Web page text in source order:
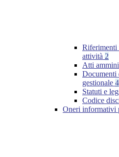
Riferimenti
attività 2
Atti
Documenti
gestionale 4
Statuti e
Codice
Oneri informativi